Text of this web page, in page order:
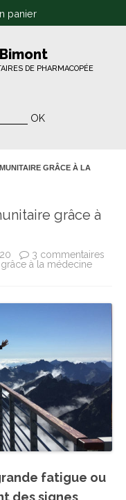
DE PHARMACOPÉE
OK
GRÂCE À LA
grâce à
3 commentaires
à la médecine
fatigue ou
panier